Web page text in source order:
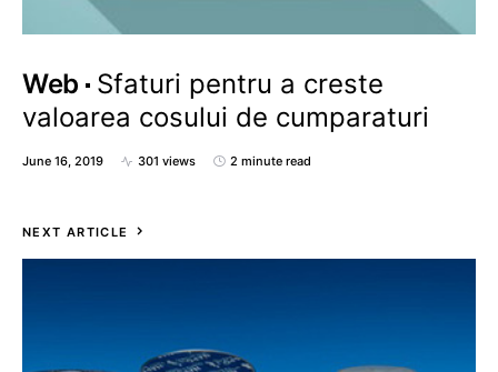
Web
Sfaturi pentru a creste
valoarea cosului de cumparaturi
June 16, 2019 301 views 2 minute read
NEXT ARTICLE